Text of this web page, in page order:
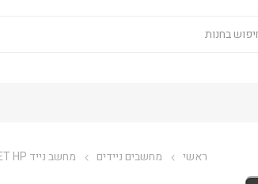
ראשי מחשבים ניידים מחשב נייד EliteBook 640 G10‎ 969A6ET HP